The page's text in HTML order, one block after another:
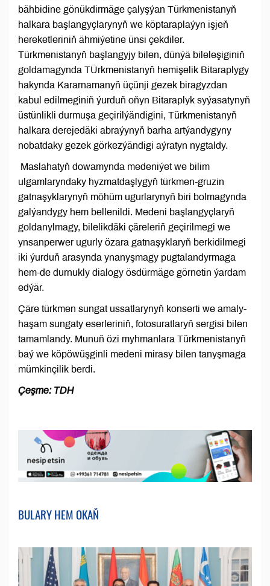
bähbidine gönükdirmäge çalyşýan Türkmenistanyň
halkara başlangyçlarynyň we köptaraplaýyn işjeň
hereketleriniň ähmiýetine ünsi çekdiler.
Türkmenistanyň başlangyjy bilen, dünýä bileleşiginiň
goldamagynda TÜrkmenistanyň hemişelik Bitaraplygy
hakynda Kararnamanyň üçünji gezek biragyzdan
kabul edilmeginiň ýurduň oňyn Bitaraplyk syýasatynyň
üstünlikli durmuşa geçirilýändigini, Türkmenistanyň
halkara derejedäki abraýynyň barha artýandygyny
nobatdaky gezek görkezýändigi aýratyn nygtaldy.
Maslahatyň dowamynda medeniýet we bilim
ulgamlaryndaky hyzmatdaşlygyň türkmen-gruzin
gatnaşyklarynyň möhüm ugurlarynyň biri bolmagynda
galýandygy hem bellenildi. Medeni başlangyçlaryň
goldanylmagy, bilelikdäki çäreleriň geçirilmegi we
ynsanperwer ugurly özara gatnaşyklaryň berkidilmegi
iki ýurduň arasynda ynanyşmagy pugtalandyrmaga
hem-de durnukly dialogy ösdürmäge görnetin ýardam
edýär.
Çäre türkmen sungat ussatlarynyň konserti we amaly-
haşam sungaty eserleriniň, fotosuratlaryň sergisi bilen
tamamlandy. Munuň özi myhmanlara Türkmenistanyň
baý we köpöwüşginli medeni mirasy bilen tanyşmaga
mümkinçilik berdi.
Çeşme: TDH
BULARY HEM OKAŇ